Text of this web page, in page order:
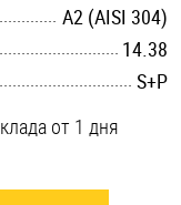
А2 (AISI 304)
14.38
S+P
от 1 дня